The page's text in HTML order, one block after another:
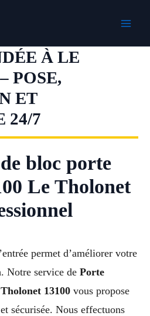
À LE
POSE,
ET
24/7
bloc porte
Le Tholonet
permet d’améliorer votre
Notre service de Porte
13100 vous propose
sécurisée. Nous effectuons